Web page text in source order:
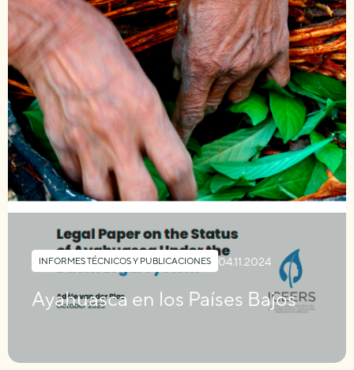
INFORMES TÉCNICOS Y PUBLICACIONES 04.11.2024
Ayahuasca en los Países Bajos